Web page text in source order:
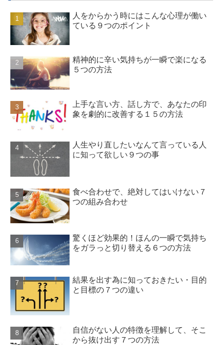
人をからかう時にはこんな心理が働い
ている９つのポイント
精神的に辛い気持ちが一瞬で楽になる
５つの方法
上手な言い方、話し方で、あなたの印
象を劇的に改善する１５の方法
人生やり直したいなんて言っている人
に知って欲しい９つの事
食べ合わせで、絶対してはいけない７
つの組み合わせ
驚くほど効果的！ほんの一瞬で気持ち
をガラっと切り替える６つの方法
結果を出す為に知っておきたい・目的
と目標の７つの違い
自信がない人の特徴を理解して、そこ
から抜け出す７つの方法